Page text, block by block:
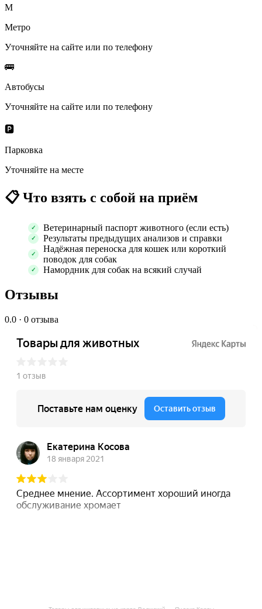
М
Метро
Уточняйте на сайте или по телефону
🚌
Автобусы
Уточняйте на сайте или по телефону
🅿️
Парковка
Уточняйте на месте
📋Что взять с собой на приём
Ветеринарный паспорт животного (если есть)
Результаты предыдущих анализов и справки
Надёжная переноска для кошек или короткий
поводок для собак
Намордник для собак на всякий случай
Отзывы
0.0 · 0 отзыва